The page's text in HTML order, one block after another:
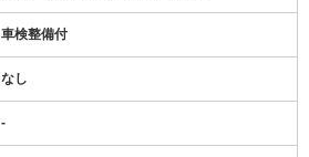
車検整備付
なし
-